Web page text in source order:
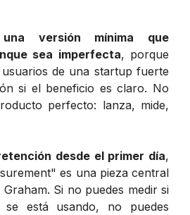
una versión mínima que
sea imperfecta, porque
de una startup fuerte
si el beneficio es claro. No
perfecto: lanza, mide,
desde el primer día,
es una pieza central
Si no puedes medir si
está usando, no puedes